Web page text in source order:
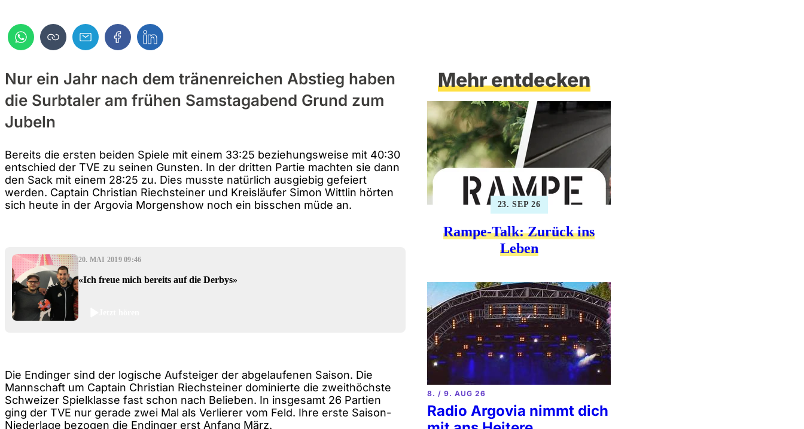
Nur ein Jahr nach dem tränenreichen Abstieg haben
die Surbtaler am frühen Samstagabend Grund zum
Jubeln
Bereits die ersten beiden Spiele mit einem 33:25 beziehungsweise mit 40:30
entschied der TVE zu seinen Gunsten. In der dritten Partie machten sie dann
den Sack mit einem 28:25 zu. Dies musste natürlich ausgiebig gefeiert
werden. Captain Christian Riechsteiner und Kreisläufer Simon Wittlin hörten
sich heute in der Argovia Morgenshow noch ein bisschen müde an.
20. MAI 2019 09:46
«Ich freue mich bereits auf die Derbys»
Die Endinger sind der logische Aufsteiger der abgelaufenen Saison. Die
Mannschaft um Captain Christian Riechsteiner dominierte die zweithöchste
Schweizer Spielklasse fast schon nach Belieben. In insgesamt 26 Partien
ging der TVE nur gerade zwei Mal als Verlierer vom Feld. Ihre erste Saison-
Niederlage bezogen die Endinger erst Anfang März.
Mehr entdecken
23. SEP 26
Rampe-Talk: Zurück ins
Leben
8. / 9. AUG 26
Radio Argovia nimmt dich